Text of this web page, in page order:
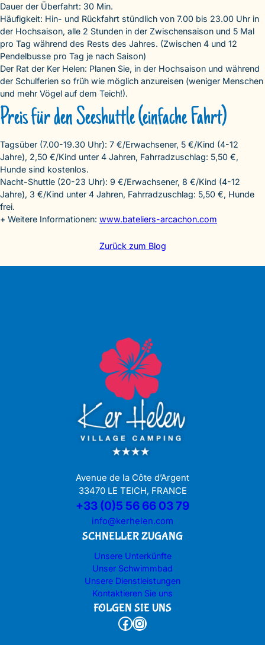
Dauer der Überfahrt: 30 Min.
Häufigkeit: Hin- und Rückfahrt stündlich von 7.00 bis 23.00 Uhr in
der Hochsaison, alle 2 Stunden in der Zwischensaison und 5 Mal
pro Tag während des Rests des Jahres. (Zwischen 4 und 12
Pendelbusse pro Tag je nach Saison)
Der Rat der Ker Helen: Planen Sie, in der Hochsaison und während
der Schulferien so früh wie möglich anzureisen (weniger Menschen
und mehr Vögel auf dem Teich!).
Preis für den Seeshuttle (einfache Fahrt)
Tagsüber (7.00-19.30 Uhr): 7 €/Erwachsener, 5 €/Kind (4-12
Jahre), 2,50 €/Kind unter 4 Jahren, Fahrradzuschlag: 5,50 €,
Hunde sind kostenlos.
Nacht-Shuttle (20-23 Uhr): 9 €/Erwachsener, 8 €/Kind (4-12
Jahre), 3 €/Kind unter 4 Jahren, Fahrradzuschlag: 5,50 €, Hunde
frei.
+ Weitere Informationen: www.bateliers-arcachon.com
Zurück zum Blog
Avenue de la Côte d’Argent
33470 LE TEICH, FRANCE
+33 (0)5 56 66 03 79
info@kerhelen.com
SCHNELLER ZUGANG
Unsere Unterkünfte
Unser Schwimmbad
Unsere Dienstleistungen
Kontaktieren Sie uns
FOLGEN SIE UNS
Facebook Instagram